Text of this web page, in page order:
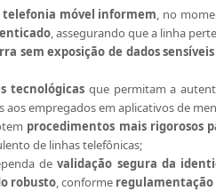
telefonia móvel informem, no
, assegurando que a linha
sem exposição de dados sensíveis
tecnológicasque permitam a
aos empregados em aplicativos de
procedimentos mais rigorosos
de linhas telefônicas;
devalidação segura da
robusto, conforme regulamentação